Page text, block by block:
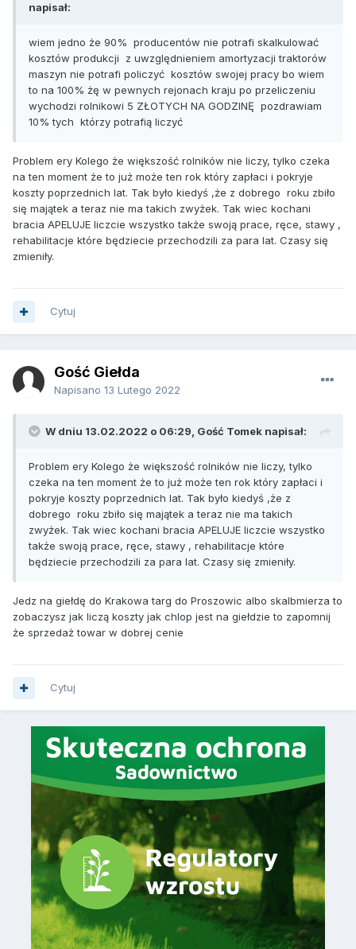
napisał:
wiem jedno że 90% producentów nie potrafi skalkulować
kosztów produkcji z uwzględnieniem amortyzacji traktorów
maszyn nie potrafi policzyć kosztów swojej pracy bo wiem
to na 100% żę w pewnych rejonach kraju po przeliczeniu
wychodzi rolnikowi 5 ZŁOTYCH NA GODZINĘ pozdrawiam
10% tych którzy potrafią liczyć
Problem ery Kolego że większość rolników nie liczy, tylko czeka
na ten moment że to już może ten rok który zapłaci i pokryje
koszty poprzednich lat. Tak było kiedyś ,że z dobrego roku zbiło
się majątek a teraz nie ma takich zwyżek. Tak wiec kochani
bracia APELUJE liczcie wszystko także swoją prace, ręce, stawy ,
rehabilitacje które będziecie przechodzili za para lat. Czasy się
zmieniły.
Cytuj
Gość Giełda
Napisano 13 Lutego 2022
W dniu 13.02.2022 o 06:29, Gość Tomek napisał:
Problem ery Kolego że większość rolników nie liczy, tylko
czeka na ten moment że to już może ten rok który zapłaci i
pokryje koszty poprzednich lat. Tak było kiedyś ,że z
dobrego roku zbiło się majątek a teraz nie ma takich
zwyżek. Tak wiec kochani bracia APELUJE liczcie wszystko
także swoją prace, ręce, stawy , rehabilitacje które
będziecie przechodzili za para lat. Czasy się zmieniły.
Jedz na giełdę do Krakowa targ do Proszowic albo skalbmierza to
zobaczysz jak liczą koszty jak chlop jest na giełdzie to zapomnij
że sprzedaż towar w dobrej cenie
Cytuj